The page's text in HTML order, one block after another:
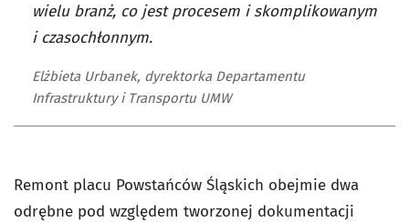
wielu branż, co jest procesem i skomplikowanym
i czasochłonnym.
Elżbieta Urbanek, dyrektorka Departamentu
Infrastruktury i Transportu UMW
Remont placu Powstańców Śląskich obejmie dwa
odrębne pod względem tworzonej dokumentacji